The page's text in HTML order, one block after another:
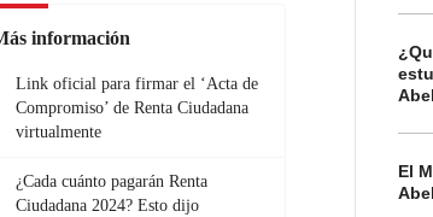
información
Link oficial para firmar el ‘Acta de
Compromiso’ de Renta Ciudadana
virtualmente
¿Cada cuánto pagarán Renta
Ciudadana 2024? Esto dijo
El